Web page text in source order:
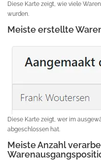
Diese Karte zeigt, wie viele
wurden.
Meiste erstellte
Diese Karte zeigt, wer im
abgeschlossen hat.
Meiste Anzahl